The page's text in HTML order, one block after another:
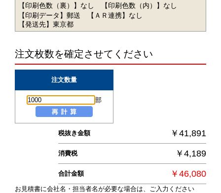
【印刷色数（裏）】なし
【印刷色数（内）】なし
【印刷データ】郵送
【ＡＲ連携】なし
【発送先】東京都
注文枚数を確定させてください
注文数量
部
税抜き金額 ￥41,891
消費税 ￥4,189
合計金額 ￥46,080
お見積書に会社名・担当者名が必要な場合は、ご入力ください